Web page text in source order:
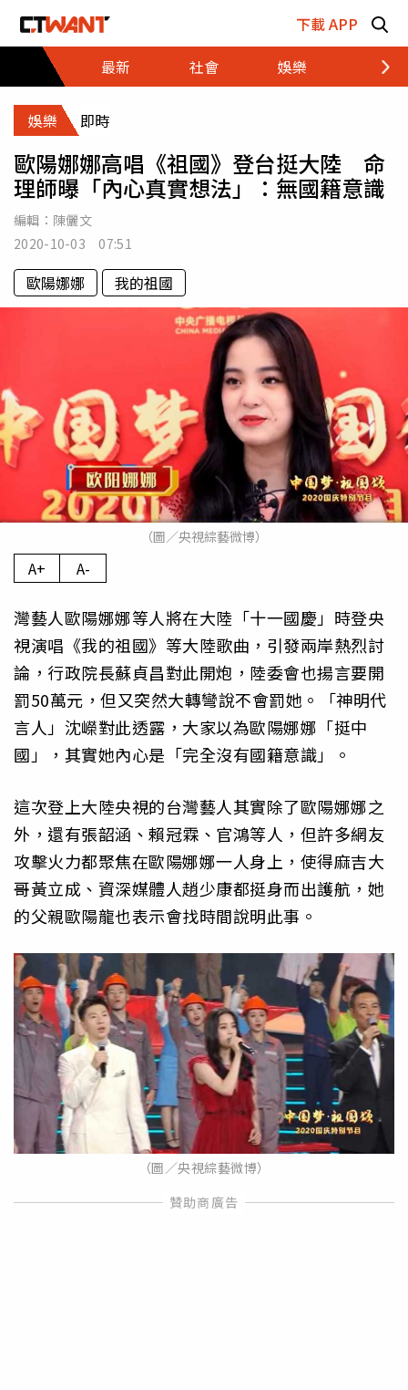
下載 APP
最新
社會 娛樂 財經
娛樂 即時
歐陽娜娜高唱《祖國》登台挺大陸 命
理師曝「內心真實想法」：無國籍意識
編輯： 陳儷文
2020-10-03 07:51
歐陽娜娜 我的祖國
（圖／央視綜藝微博）
A+ A-
灣藝人歐陽娜娜等人將在大陸「十一國慶」時登央
視演唱《我的祖國》等大陸歌曲，引發兩岸熱烈討
論，行政院長蘇貞昌對此開炮，陸委會也揚言要開
罰50萬元，但又突然大轉彎說不會罰她。「神明代
言人」沈嶸對此透露，大家以為歐陽娜娜「挺中
國」，其實她內心是「完全沒有國籍意識」。
這次登上大陸央視的台灣藝人其實除了歐陽娜娜之
外，還有張韶涵、賴冠霖、官鴻等人，但許多網友
攻擊火力都聚焦在歐陽娜娜一人身上，使得麻吉大
哥黃立成、資深媒體人趙少康都挺身而出護航，她
的父親歐陽龍也表示會找時間說明此事。
（圖／央視綜藝微博）